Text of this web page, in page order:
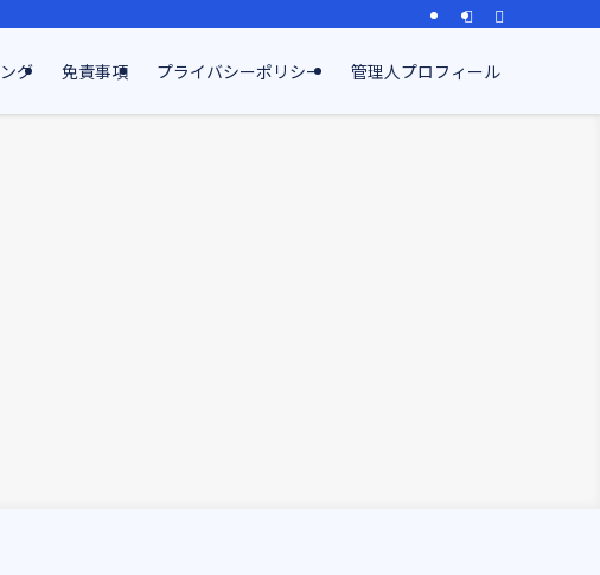
グ 免責事項 プライバシーポリシー 管理人プロフィール